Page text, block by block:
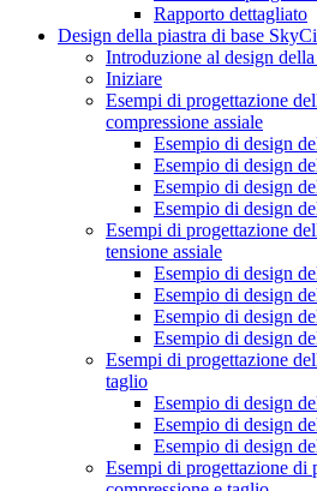
Rapporto dettagliato
Design della piastra di base
Introduzione al design
Iniziare
Esempi di progettazione
compressione assiale
Esempio di design
Esempio di design
Esempio di design
Esempio di design
Esempi di progettazione
tensione assiale
Esempio di design
Esempio di design
Esempio di design
Esempio di design
Esempi di progettazione
taglio
Esempio di design
Esempio di design
Esempio di design
Esempi di progettazione di